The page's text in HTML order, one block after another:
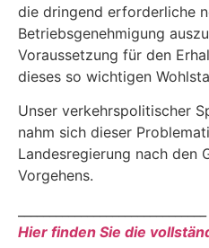
die dringend erforderliche
Betriebsgenehmigung
Voraussetzung für den
dieses so wichtigen
Unser verkehrspolitischer
nahm sich dieser
Landesregierung nach den
Vorgehens.
Hier finden Sie die